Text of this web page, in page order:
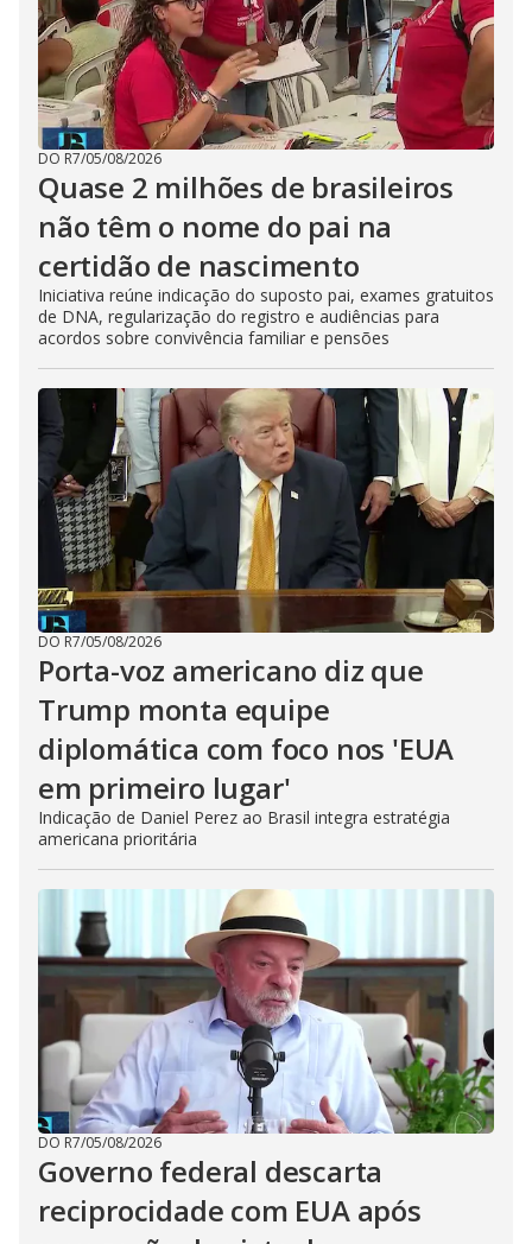
DO R7/05/08/2026
Quase 2 milhões de brasileiros
não têm o nome do pai na
certidão de nascimento
Iniciativa reúne indicação do suposto pai, exames gratuitos
de DNA, regularização do registro e audiências para
acordos sobre convivência familiar e pensões
DO R7/05/08/2026
Porta-voz americano diz que
Trump monta equipe
diplomática com foco nos 'EUA
em primeiro lugar'
Indicação de Daniel Perez ao Brasil integra estratégia
americana prioritária
DO R7/05/08/2026
Governo federal descarta
reciprocidade com EUA após